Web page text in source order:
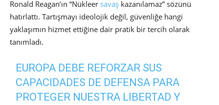
Ronald Reagan’ın “Nükleer savaş kazanılamaz” sözünü
hatırlattı. Tartışmayı ideolojik değil, güvenliğe hangi
yaklaşımın hizmet ettiğine dair pratik bir tercih olarak
tanımladı.
EUROPA DEBE REFORZAR SUS
CAPACIDADES DE DEFENSA PARA
PROTEGER NUESTRA LIBERTAD Y